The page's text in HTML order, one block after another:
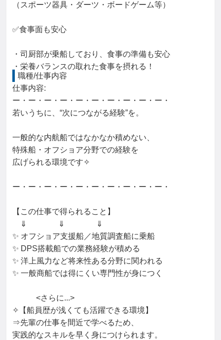
（スポーツ器具・ダーツ・ボードゲーム等）
✅食事面も安心
・司厨部が乗船しており、食事の準備も安心
・栄養バランスの取れた食事を摂れる！
職種/仕事内容
仕事内容:
ー・ー・ー・ー・ー・ー・ー・ー・ー・ー・
若いうちに、“次につながる経験”を。
一般的な内航船ではなかなか積めない、
特殊船・オフショア分野での経験を
広げられる環境です✧
ー・ー・ー・ー・ー・ー・ー・ー・ー・ー・
【この仕事で得られること】
⇓　　　　⇓　　　　⇓
✨ オフショア支援船／地質調査船に乗船
✨ DPS搭載船での業務経験が積める
✨ 洋上風力など将来性ある分野に関われる
✨ 一般商船では得にくい専門性が身につく
<さらに...>
✧【船員歴が浅くても活躍できる環境】
⇒先輩の仕事を間近で学べるため、
実践的なスキルを早く身につけられます。